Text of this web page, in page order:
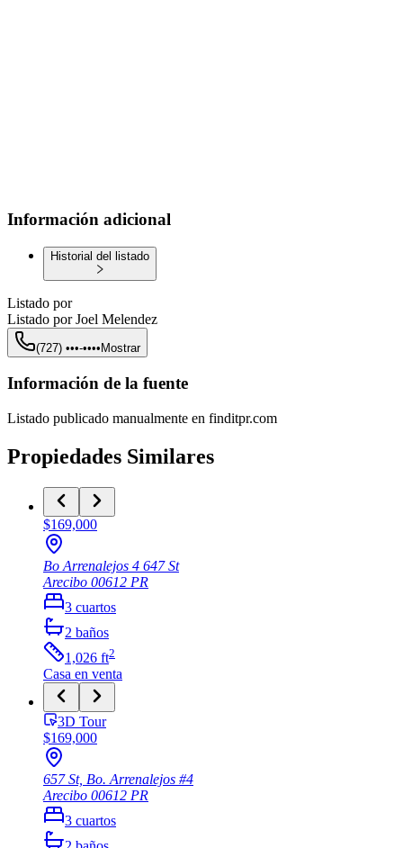
Información adicional
Historial del listado
Listado por
Listado por Joel Melendez
(727) •••-••••Mostrar
Información de la fuente
Listado publicado manualmente en finditpr.com
Propiedades Similares
$169,000
Bo Arrenalejos 4 647 St
Arecibo 00612 PR
3 cuartos
2 baños
1,026 ft2
Casa en venta
3D Tour
$169,000
657 St, Bo. Arrenalejos #4
Arecibo 00612 PR
3 cuartos